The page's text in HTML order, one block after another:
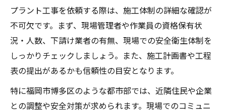
福岡プラント工事で重要な地域ネットワー
ク
箱崎プラント工業に見る地域連携の実例
プラント工事を依頼する際は、施工体制の詳細な確認が
不可欠です。まず、現場管理者や作業員の資格保有状
況・人数、下請け業者の有無、現場での安全衛生体制を
しっかりチェックしましょう。また、施工計画書や工程
表の提出があるかも信頼性の目安となります。
特に福岡市博多区のような都市部では、近隣住民や企業
との調整や安全対策が求められます。現場でのコミュニ